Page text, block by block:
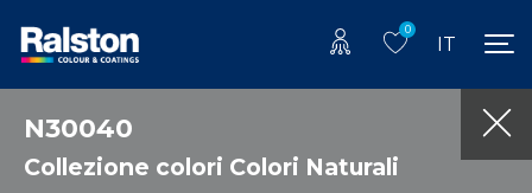
0
IT
N30040
Collezione colori Colori Naturali